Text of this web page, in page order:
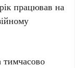
працював на
тимчасово